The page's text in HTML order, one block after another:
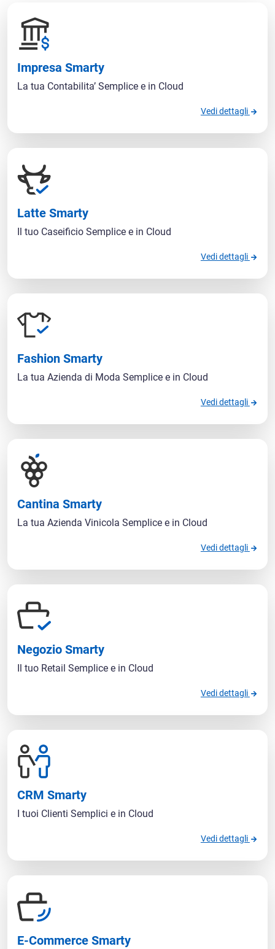
Impresa Smarty
La tua Contabilita’ Semplice e in Cloud
Vedi dettagli
Latte Smarty
Il tuo Caseificio Semplice e in Cloud
Vedi dettagli
Fashion Smarty
La tua Azienda di Moda Semplice e in Cloud
Vedi dettagli
Cantina Smarty
La tua Azienda Vinicola Semplice e in Cloud
Vedi dettagli
Negozio Smarty
Il tuo Retail Semplice e in Cloud
Vedi dettagli
CRM Smarty
I tuoi Clienti Semplici e in Cloud
Vedi dettagli
E-Commerce Smarty